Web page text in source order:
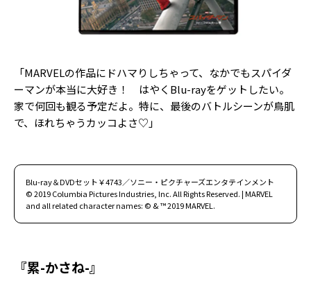
ST member
「MARVELの作品にドハマりしちゃって、なかでもスパイダ
ーマンが本当に大好き！ はやくBlu-rayをゲットしたい。
家で何回も観る予定だよ。特に、最後のバトルシーンが鳥肌
で、ほれちゃうカッコよさ♡」
Blu-ray＆DVDセット￥4743／ソニー・ピクチャーズエンタテインメント
© 2019 Columbia Pictures Industries, Inc. All Rights Reserved. | MARVEL
and all related character names: © & ™ 2019 MARVEL.
『累-かさね-』